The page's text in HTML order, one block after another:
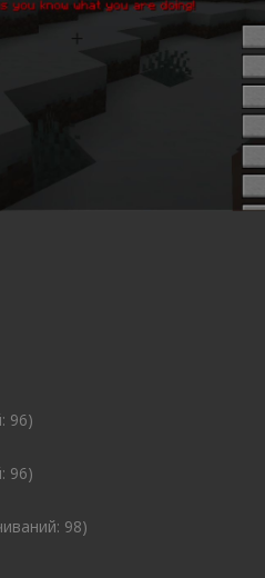
96)
96)
98)